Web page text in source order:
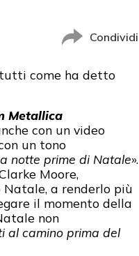
Condividi
come ha detto
Metallica
con un video
un tono
notte prime di Natale».
Moore,
a renderlo più
il momento della
non
al camino prima del